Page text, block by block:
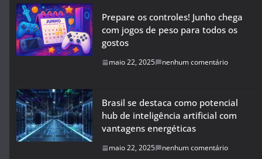
Prepare os controles! Junho chega
com jogos de peso para todos os
gostos
maio 22, 2025 nenhum comentário
Brasil se destaca como potencial
hub de inteligência artificial com
vantagens energéticas
maio 22, 2025 nenhum comentário